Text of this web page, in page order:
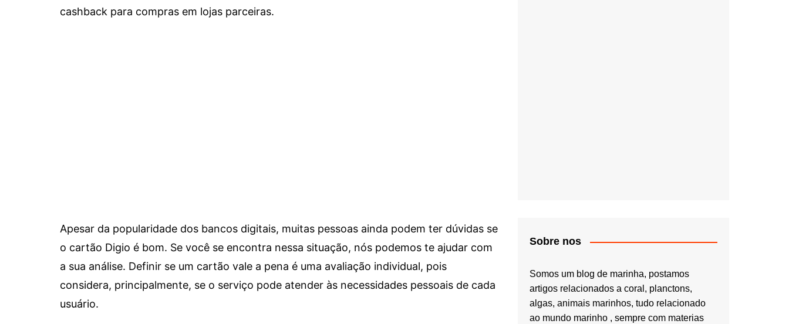
cashback para compras em lojas parceiras.
Apesar da popularidade dos bancos digitais, muitas pessoas ainda podem ter dúvidas se
o cartão Digio é bom. Se você se encontra nessa situação, nós podemos te ajudar com
a sua análise. Definir se um cartão vale a pena é uma avaliação individual, pois
considera, principalmente, se o serviço pode atender às necessidades pessoais de cada
usuário.
Sobre nos
Somos um blog de marinha, postamos
artigos relacionados a coral, planctons,
algas, animais marinhos, tudo relacionado
ao mundo marinho , sempre com materias